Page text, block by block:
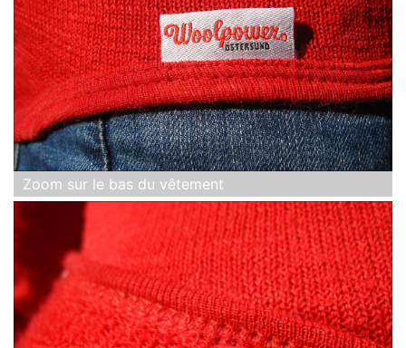
Zoom sur le bas du vêtement